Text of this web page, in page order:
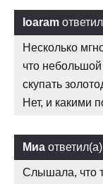
Ioaram
Несколько
что
скупать
Нет, и какими
Миа ответил(а)
Слышала, что